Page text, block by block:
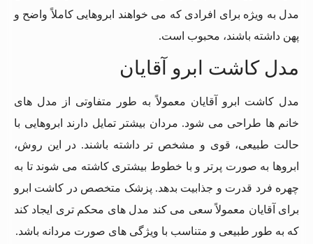
مدل به ویژه برای افرادی که می خواهند ابروهایی کاملاً واضح و
پهن داشته باشند، محبوب است.
مدل کاشت ابرو آقایان
مدل کاشت ابرو آقایان معمولاً به طور متفاوتی از مدل های
خانم ها طراحی می شود. مردان بیشتر تمایل دارند ابروهایی با
حالت طبیعی، قوی و مشخص تر داشته باشند. در این روش،
ابروها به صورت پرتر و با خطوط بیشتری کاشته می شوند تا به
چهره فرد قدرت و جذابیت بدهد. پزشک متخصص در کاشت ابرو
برای آقایان معمولاً سعی می کند مدل های محکم تری ایجاد کند
که به طور طبیعی و متناسب با ویژگی های صورت مردانه باشد.